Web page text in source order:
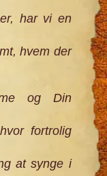
har vi en
hvem der
og Din
fortrolig
at synge i